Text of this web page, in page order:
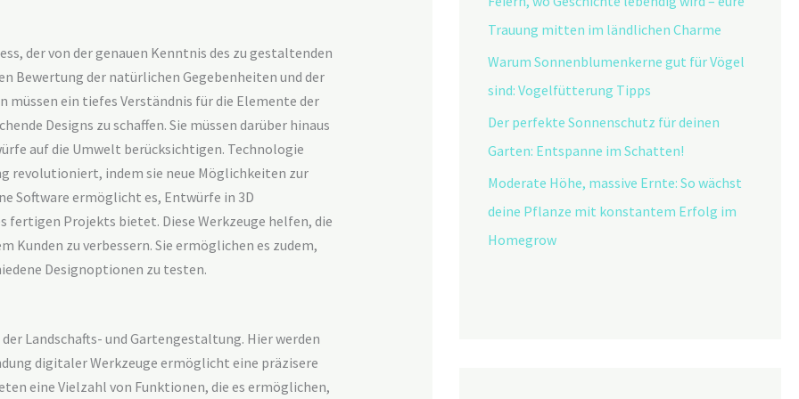
der von der genauen Kenntnis des zu gestaltenden
Bewertung der natürlichen Gegebenheiten und der
müssen ein tiefes Verständnis für die Elemente der
Designs zu schaffen. Sie müssen darüber hinaus
auf die Umwelt berücksichtigen. Technologie
revolutioniert, indem sie neue Möglichkeiten zur
Software ermöglicht es, Entwürfe in 3D
fertigen Projekts bietet. Diese Werkzeuge helfen, die
Kunden zu verbessern. Sie ermöglichen es zudem,
Designoptionen zu testen.
Landschafts- und Gartengestaltung. Hier werden
digitaler Werkzeuge ermöglicht eine präzisere
eine Vielzahl von Funktionen, die es ermöglichen,
Trauung mitten im ländlichen Charme
Warum Sonnenblumenkerne gut für Vögel
sind: Vogelfütterung Tipps
Der perfekte Sonnenschutz für deinen
Garten: Entspanne im Schatten!
Moderate Höhe, massive Ernte: So wächst
deine Pflanze mit konstantem Erfolg im
Homegrow